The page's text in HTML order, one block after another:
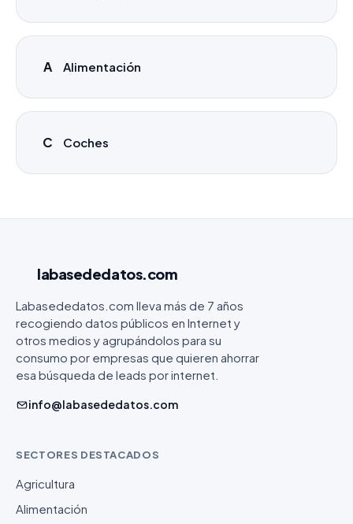
A Alimentación
C Coches
labasededatos.com
Labasededatos.com lleva más de 7 años
recogiendo datos públicos en Internet y
otros medios y agrupándolos para su
consumo por empresas que quieren ahorrar
esa búsqueda de leads por internet.
info@labasededatos.com
SECTORES DESTACADOS
Agricultura
Alimentación